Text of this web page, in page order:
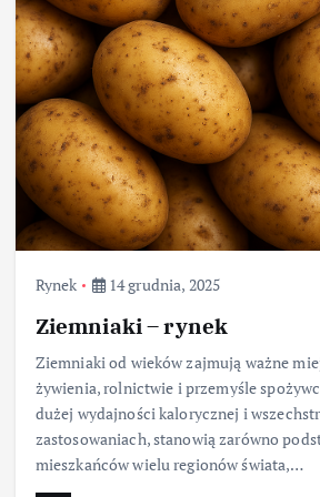
Rynek 14 grudnia, 2025
Ziemniaki – rynek
Ziemniaki od wieków zajmują ważne
żywienia, rolnictwie i przemyśle
dużej wydajności kalorycznej i
zastosowaniach, stanowią zarówno
mieszkańców wielu regionów świata,…